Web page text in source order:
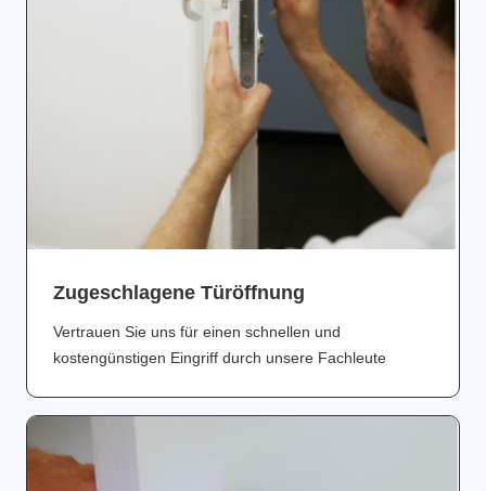
Zugeschlagene Türöffnung
Vertrauen Sie uns für einen schnellen und
kostengünstigen Eingriff durch unsere Fachleute